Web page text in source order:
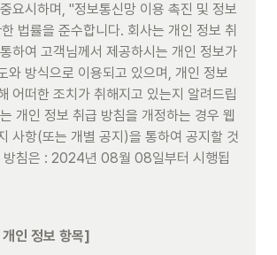
요시하며, "정보통신망 이용 촉진 및 정보
법률을 준수합니다. 회사는 개인 정보 취
하여 고객님께서 제공하시는 개인 정보가
와 방식으로 이용되고 있으며, 개인 정보
어떠한 조치가 취해지고 있는지 알려드립
개인 정보 취급 방침을 개정하는 경우 웹
사항(또는 개별 공지)을 통하여 공지할 것
방침은 : 2024년 08월 08일부터 시행됩
인 정보 항목]